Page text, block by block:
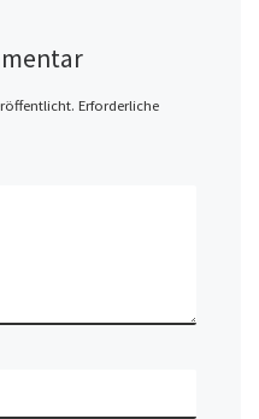
Erforderliche